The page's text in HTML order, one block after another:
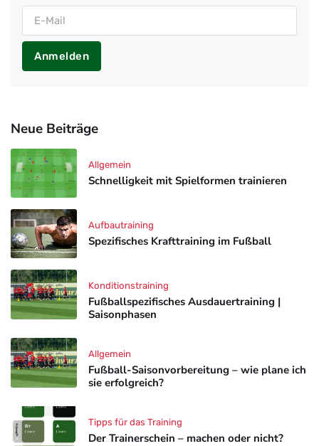
Anmelden
Neue Beiträge
Schnelligkeit mit Spielformen trainieren
Allgemein
Spezifisches Krafttraining im Fußball
Aufbautraining
Fußballspezifisches Ausdauertraining |
Saisonphasen
Konditionstraining
Fußball-Saisonvorbereitung – wie plane ich
sie erfolgreich?
Allgemein
Der Trainerschein – machen oder nicht?
Tipps für das Training